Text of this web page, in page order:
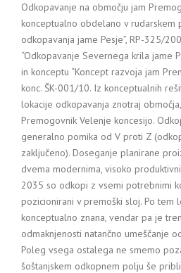
Odkopavanje na območju jam
konceptualno obdelano v rudarskem
odkopavanja jame Pesje”, RP-325/
“Odkopavanje Severnega krila jame
in konceptu “Koncept razvoja jam
konc. ŠK-001/10. Iz konceptualnih
lokacije odkopavanja znotraj
Premogovnik Velenje koncesijo.
generalno pomika od V proti Z
zaključeno). Doseganje planirane
dvema modernima, visoko
2035 so odkopi z vsemi potrebnimi
pozicionirani v premoški sloj. Po tem
konceptualno znana, vendar pa je
odmaknjenosti natančno umeščanje
Poleg vsega ostalega ne smemo
šoštanjskem odkopnem polju še